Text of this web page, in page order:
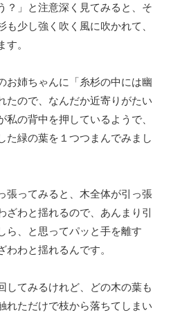
？」と注意深く見てみると、そ
少し強く吹く風に吹かれて、
。
お姉ちゃんに「糸杉の中には幽
たので、なんだか近寄りがたい
の背中を押しているようで、
た緑の葉を１つつまんでみまし
張ってみると、木全体が引っ張
ざわと揺れるので、あんまり引
ら、と思ってパッと手を離す
わわと揺れるんです。
してみるけれど、どの木の葉も
れただけで枝から落ちてしまい